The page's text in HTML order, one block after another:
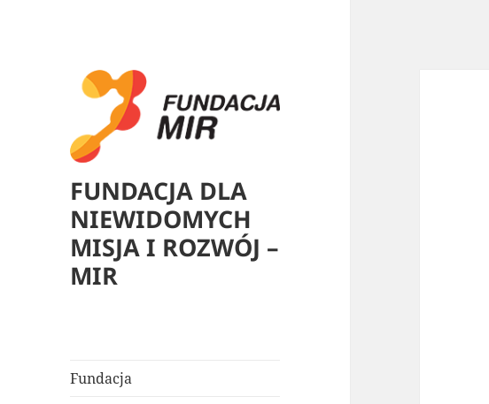
FUNDACJA DLA
NIEWIDOMYCH
MISJA I ROZWÓJ –
MIR
Fundacja